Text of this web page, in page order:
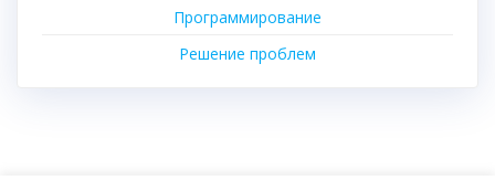
Программирование
Решение проблем